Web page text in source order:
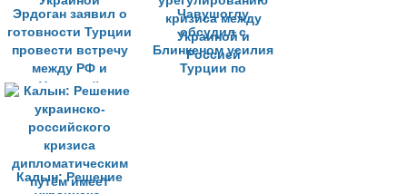
Эрдоган заявил о
готовности Турции
провести встречу
между РФ и
Украиной
Чавушоглу
обсудил с
Блинкеном усилия
Турции по
Калын: Решение